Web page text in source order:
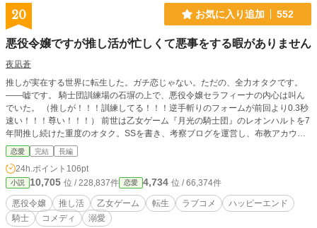
20 お気に入り追加 552
悪役令嬢ですが推し活が忙しくて悪事をする暇がありません
夜凪蒼
推しが実在する世界に転生した。ガチ恋じゃない。ただの、全力オタクです。
——嘘です。 騎士団訓練場の石塀の上で、悪役令嬢セラフィーナの内心は叫ん
でいた。 （推しが！！！訓練してる！！！逆手斬りのフォームが前回より0.3秒
速い！！！尊い！！！） 前世は乙女ゲーム『月光の騎士団』のレオンハルトを7
年間推し続けた重度のオタク。SSを書き、考察ブログを運営し、布教アカウン
トを育てていた。転生した先は推しが実在する世界——しかも悪役令嬢。しかも
推しの婚約者。 破滅回避？ いいえ、推し活です。 推しの好物のサブレを焼
き、推しの敵を裏で排除し、推しが風邪をひけば薬草茶を届ける。推し活が忙し
すぎて悪事をする暇がない。 ガチ恋じゃない。オタクとして推しているだけ。
——のはずだったのに。 「俺のことを一番知っているのは、お前だろう」 推し
に見つかった。 ※本作は「小説家になろう」「カクヨム」にも掲載していま
す。
恋愛 完結 長編
24h.ポイント 106pt
小説 10,705 位 / 228,837件 恋愛 4,734 位 / 66,374件
悪役令嬢 推し活 乙女ゲーム 転生 ラブコメ
ハッピーエンド
騎士
コメディ 溺愛